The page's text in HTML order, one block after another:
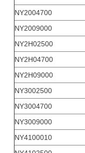
NY2004700
NY2009000
NY2H02500
NY2H04700
NY2H09000
NY3002500
NY3004700
NY3009000
NY4100010